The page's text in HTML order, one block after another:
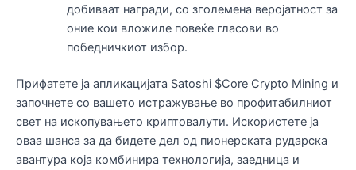
добиваат награди, со зголемена веројатност за
оние кои вложиле повеќе гласови во
победничкиот избор.
Прифатете ја апликацијата Satoshi $Core Crypto Mining и
започнете со вашето истражување во профитабилниот
свет на ископувањето криптовалути. Искористете ја
оваа шанса за да бидете дел од пионерската рударска
авантура која комбинира технологија, заедница и